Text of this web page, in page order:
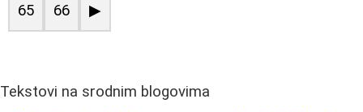
65 66 ▶
Tekstovi na srodnim blogovima